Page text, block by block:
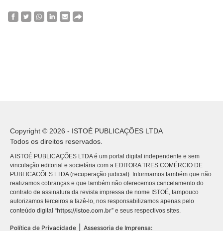
Copyright © 2026 - ISTOÉ PUBLICAÇÕES LTDA
Todos os direitos reservados.
A ISTOÉ PUBLICAÇÕES LTDA é um portal digital independente e sem
vinculação editorial e societária com a EDITORA TRES COMÉRCIO DE
PUBLICACÕES LTDA (recuperação judicial). Informamos também que não
realizamos cobranças e que também não oferecemos cancelamento do
contrato de assinatura da revista impressa de nome ISTOÉ, tampouco
autorizamos terceiros a fazê-lo, nos responsabilizamos apenas pelo
conteúdo digital “https://istoe.com.br” e seus respectivos sites.
Política de Privacidade Assessoria de Imprensa: